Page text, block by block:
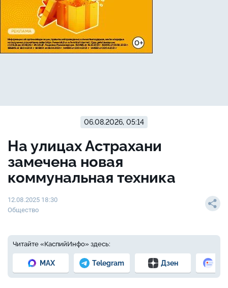
06.08.2026, 05:14
На улицах Астрахани
замечена новая
коммунальная техника
12.08.2025 18:30
Общество
Читайте «КаспийИнфо» здесь:
MAX Telegram Дзен